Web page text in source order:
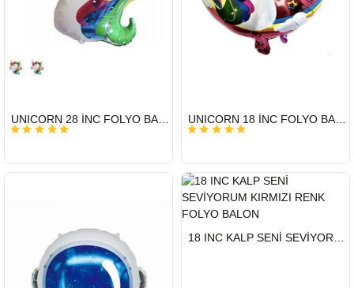
GÖNDERİ
GÖNDERİ
UNICORN 18 İNC FOLYO BALON
GÖNDERİ